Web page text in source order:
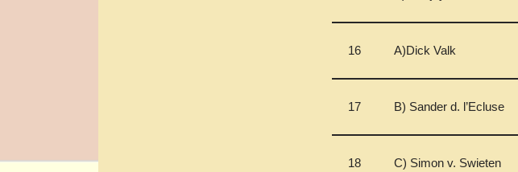
16 A)Dick Valk
17 B) Sander d. l’Ecluse
18 C) Simon v. Swieten